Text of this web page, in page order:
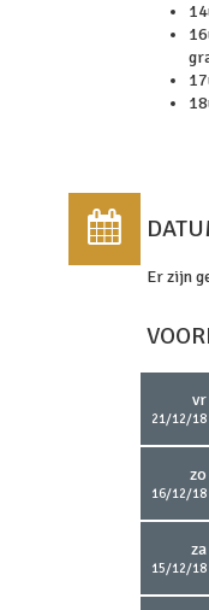
Er zijn
vr
21/12/18
zo
16/12/18
za
15/12/18